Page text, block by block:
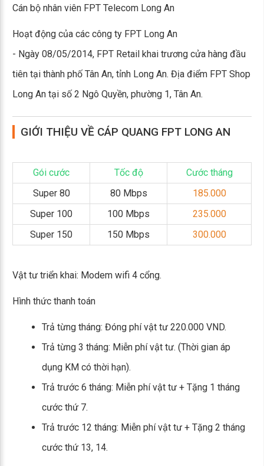
Cán bộ nhân viên FPT Telecom Long An
Hoạt động của các công ty FPT Long An
- Ngày 08/05/2014, FPT Retail khai trương cửa hàng đầu
tiên tại thành phố Tân An, tỉnh Long An. Địa điểm FPT Shop
Long An tại số 2 Ngô Quyền, phường 1, Tân An.
GIỚI THIỆU VỀ CÁP QUANG FPT LONG AN
Gói cước Tốc độ
Cước tháng
Super 80
80 Mbps
185.000
Super 100
100 Mbps
235.000
Super 150
150 Mbps 300.000
Vật tư triển khai: Modem wifi 4 cổng.
Hình thức thanh toán
Trả từng tháng: Đóng phí vật tư 220.000 VND.
Trả từng 3 tháng: Miễn phí vật tư. (Thời gian áp
dụng KM có thời hạn).
Trả trước 6 tháng: Miễn phí vật tư + Tặng 1 tháng
cước thứ 7.
Trả trước 12 tháng: Miễn phí vật tư + Tặng 2 tháng
cước thứ 13, 14.